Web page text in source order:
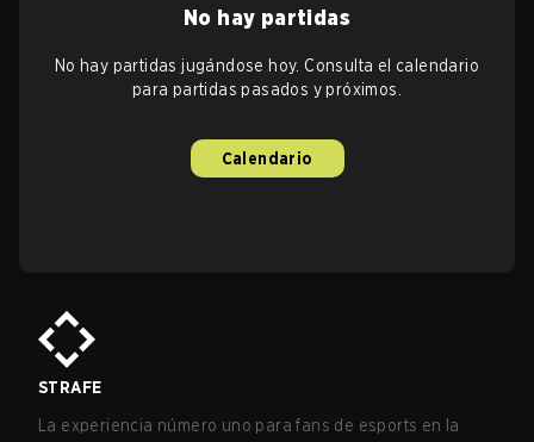
No hay partidas
No hay partidas jugándose hoy. Consulta el calendario
para partidas pasados y próximos.
Calendario
STRAFE
La experiencia número uno para fans de esports en la